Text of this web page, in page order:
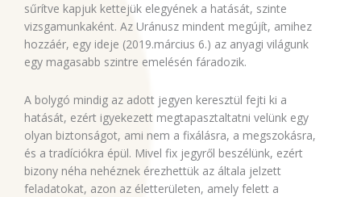
sűrítve kapjuk kettejük elegyének a hatását, szinte
vizsgamunkaként. Az Uránusz mindent megújít, amihez
hozzáér, egy ideje (2019.március 6.) az anyagi világunk
egy magasabb szintre emelésén fáradozik.
A bolygó mindig az adott jegyen keresztül fejti ki a
hatását, ezért igyekezett megtapasztaltatni velünk egy
olyan biztonságot, ami nem a fixálásra, a megszokásra,
és a tradíciókra épül. Mivel fix jegyről beszélünk, ezért
bizony néha nehéznek érezhettük az általa jelzett
feladatokat, azon az életterületen, amely felett a